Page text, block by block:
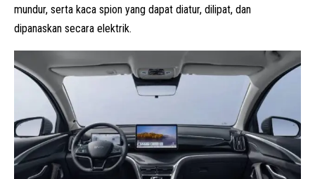
mundur, serta kaca spion yang dapat diatur, dilipat, dan
dipanaskan secara elektrik.